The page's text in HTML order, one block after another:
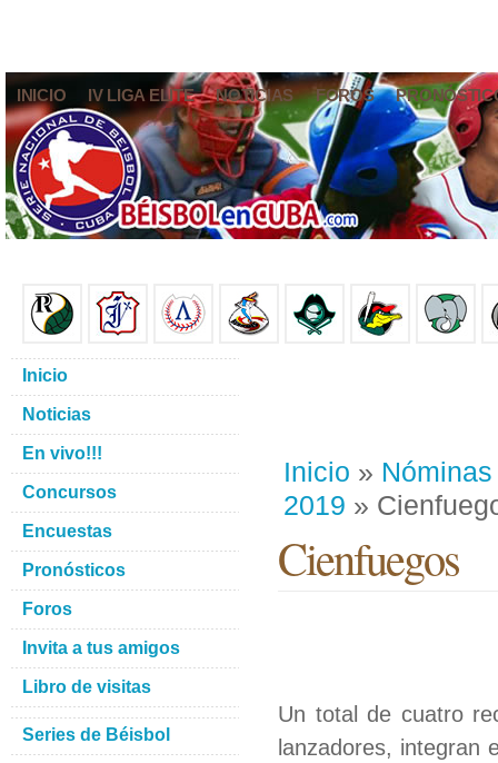
INICIO IV LIGA ELITE NOTICIAS FOROS
Inicio » Nóminas
2019 »
Cienfuegos
Un total de cuatro
lanzadores, integran
Inicio
Noticias
En vivo!!!
Concursos
Encuestas
Pronósticos
Foros
Invita a tus amigos
Libro de visitas
Series de Béisbol